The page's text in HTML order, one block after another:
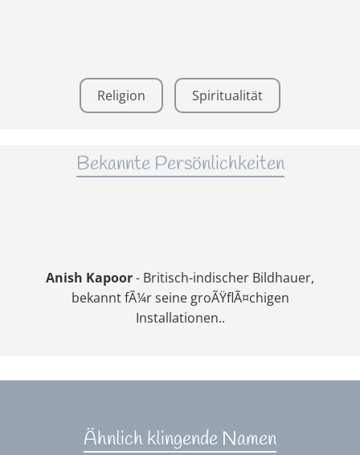
Religion Spiritualität
Bekannte Persönlichkeiten
Anish Kapoor- Britisch-indischer Bildhauer,
bekannt fÃ¼r seine groÃŸflÃ¤chigen
Installationen..
Ähnlich klingende Namen